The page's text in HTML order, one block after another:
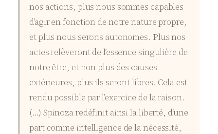
nos actions, plus nous sommes capables
d’agir en fonction de notre nature propre,
et plus nous serons autonomes. Plus nos
actes relèveront de l’essence singulière de
notre être, et non plus des causes
extérieures, plus ils seront libres. Cela est
rendu possible par l’exercice de la raison.
(…) Spinoza redéfinit ainsi la liberté, d’une
part comme intelligence de la nécessité,